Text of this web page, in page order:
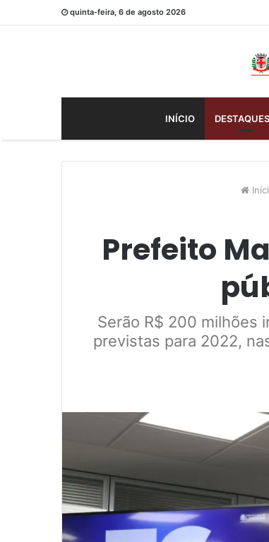
quinta-feira, 6 de agosto 2026
INÍCIO DESTAQUES
Prefeito
Serão R$ 200 milhões
previstas para 2022,